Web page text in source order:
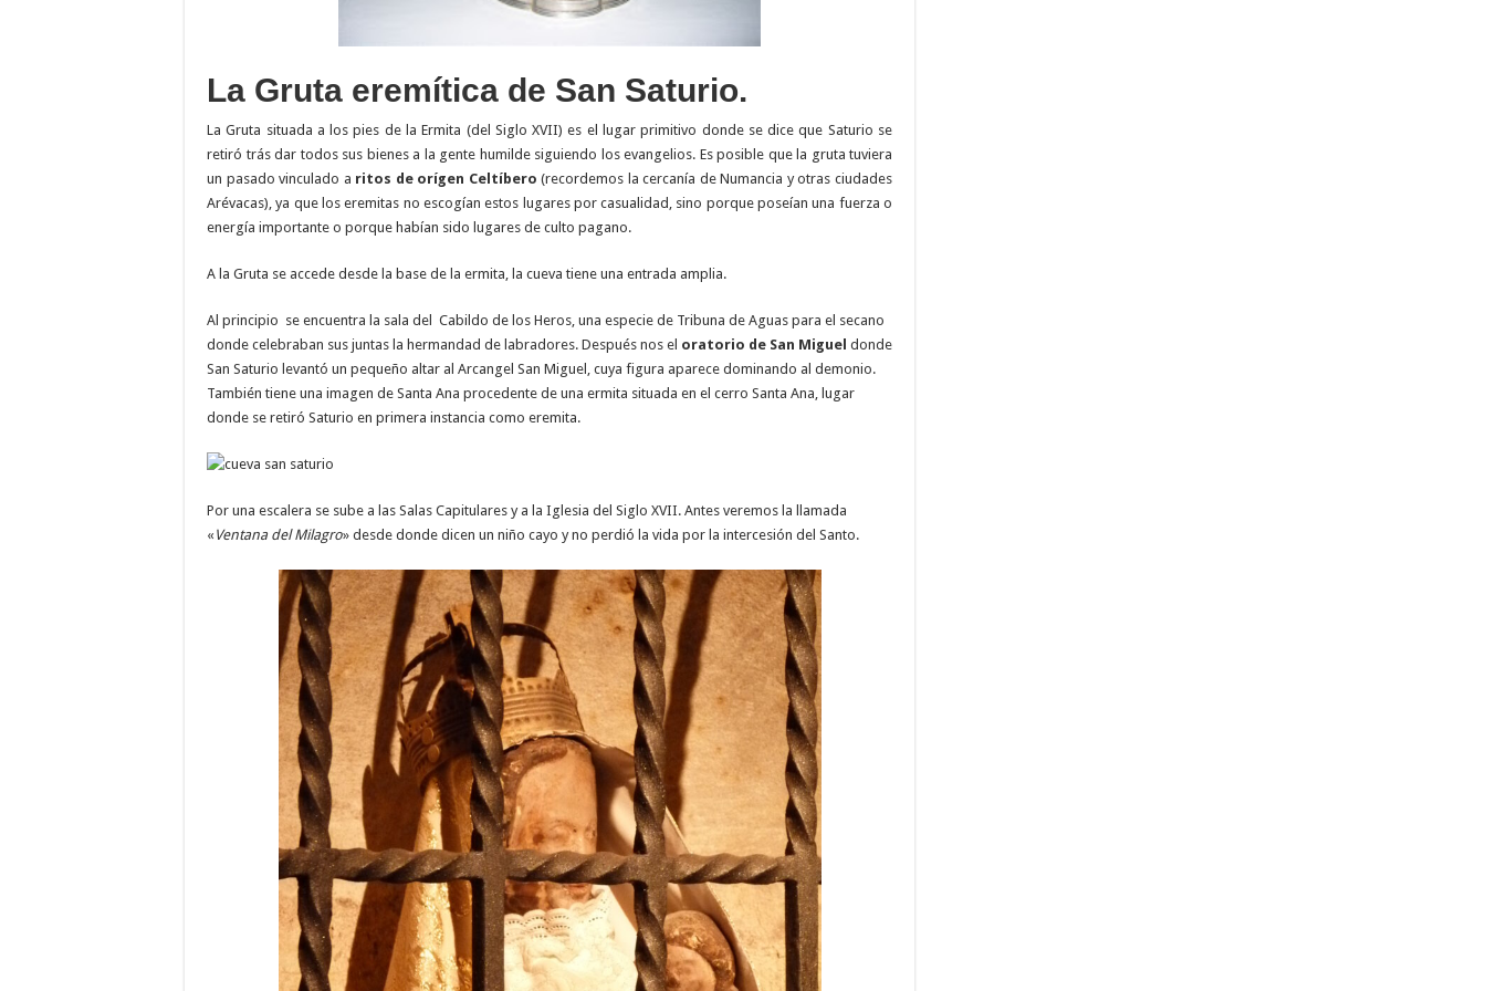
La Gruta eremítica de San Saturio.
La Gruta situada a los pies de la Ermita (del Siglo XVII) es el lugar primitivo donde se dice que Saturio se
retiró trás dar todos sus bienes a la gente humilde siguiendo los evangelios. Es posible que la gruta tuviera
un pasado vinculado a ritos de orígen Celtíbero (recordemos la cercanía de Numancia y otras ciudades
Arévacas), ya que los eremitas no escogían estos lugares por casualidad, sino porque poseían una fuerza o
energía importante o porque habían sido lugares de culto pagano.
A la Gruta se accede desde la base de la ermita, la cueva tiene una entrada amplia.
Al principio se encuentra la sala del Cabildo de los Heros, una especie de Tribuna de Aguas para el secano
donde celebraban sus juntas la hermandad de labradores. Después nos el oratorio de San Miguel donde
San Saturio levantó un pequeño altar al Arcangel San Miguel, cuya figura aparece dominando al demonio.
También tiene una imagen de Santa Ana procedente de una ermita situada en el cerro Santa Ana, lugar
donde se retiró Saturio en primera instancia como eremita.
Por una escalera se sube a las Salas Capitulares y a la Iglesia del Siglo XVII. Antes veremos la llamada
« Ventana del Milagro» desde donde dicen un niño cayo y no perdió la vida por la intercesión del Santo.